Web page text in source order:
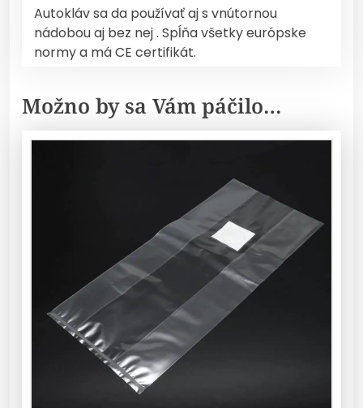
Autokláv sa da používať aj s vnútornou
nádobou aj bez nej . Spĺňa všetky európske
normy a má CE certifikát.
Možno by sa Vám páčilo…